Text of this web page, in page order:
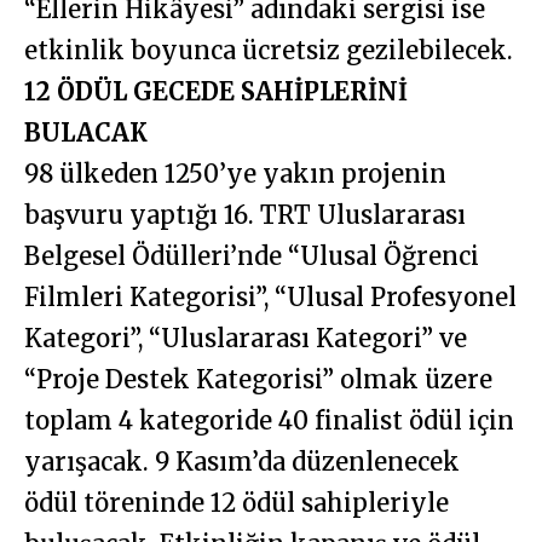
“Ellerin Hikâyesi” adındaki sergisi ise
etkinlik boyunca ücretsiz gezilebilecek.
12 ÖDÜL GECEDE SAHİPLERİNİ
BULACAK
98 ülkeden 1250’ye yakın projenin
başvuru yaptığı 16. TRT Uluslararası
Belgesel Ödülleri’nde “Ulusal Öğrenci
Filmleri Kategorisi”, “Ulusal Profesyonel
Kategori”, “Uluslararası Kategori” ve
“Proje Destek Kategorisi” olmak üzere
toplam 4 kategoride 40 finalist ödül için
yarışacak. 9 Kasım’da düzenlenecek
ödül töreninde 12 ödül sahipleriyle